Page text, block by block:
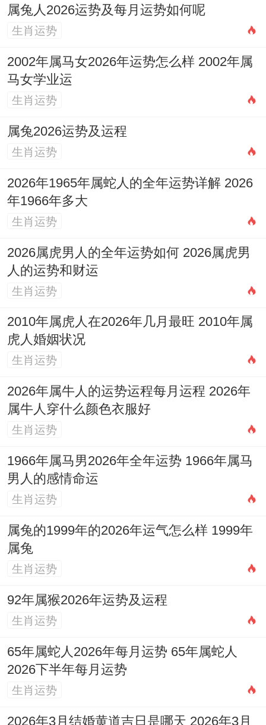
途平稳，化解交通在领域 的潜在风险。
1963癸卯年（水兔）：天干癸水透出。与流
年丙火形成「水火既济」之妙，此年生人今
庭或社群提供建议时颇受尊重，但地支卯木
沟通方式，避免因固执己见产生隔阂，健康
上重点关注肾脏与泌尿为你。
流年丙火构成「木火通明」，事业上进取心
强，有展现领导才能的机遇，社交活跃，然
务必清晰，防人之心不可无，财运起伏明
显，投资需极度谨慎，感情在领域 易因工作
1987丁卯年（火兔）：天干丁火为劫财。与
流年丙火共成「火势燎原」，此年竞争压力
金被他人分夺，务必保持低调，潜心提升核
心竞争力，勿与人正面冲突，情感上易有纷
过旺。
1999己卯年（土兔）：天干己土为偏财。受
流年旺火所生，财机显现，利于通过创新、
兼职或短期项目获利，但年轻气盛，易因
失，学业或事业处于转型期，方向易感迷
茫，宜多请教过来人，感情不稳定，聚少离
属兔人2026运势及每月运势如何呢
生肖运势
2002年属马女2026年运势怎么样 2002年属
马女学业运
生肖运势
属兔2026运势及运程
生肖运势
2026年1965年属蛇人的全年运势详解 2026
年1966年多大
生肖运势
2026属虎男人的全年运势如何 2026属虎男
人的运势和财运
生肖运势
2010年属虎人在2026年几月最旺 2010年属
虎人婚姻状况
生肖运势
2026年属牛人的运势运程每月运程 2026年
属牛人穿什么颜色衣服好
生肖运势
1966年属马男2026年全年运势 1966年属马
男人的感情命运
生肖运势
属兔的1999年的2026年运气怎么样 1999年
属兔
生肖运势
92年属猴2026年运势及运程
生肖运势
65年属蛇人2026年每月运势 65年属蛇人
2026下半年每月运势
生肖运势
2026年3月结婚黄道吉日是哪天 2026年3月